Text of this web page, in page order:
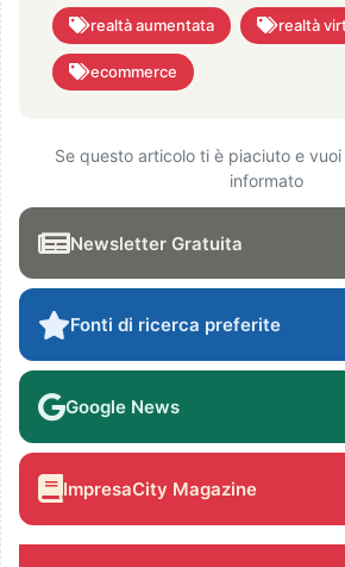
realtà aumentata realtà
ecommerce
Se questo articolo ti è piaciuto e
informato
Newsletter Gratuita
Fonti di ricerca preferite
Google News
ImpresaCity Magazine